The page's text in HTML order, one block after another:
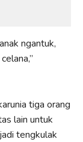
ngantuk,
tiga orang
lain untuk
tengkulak